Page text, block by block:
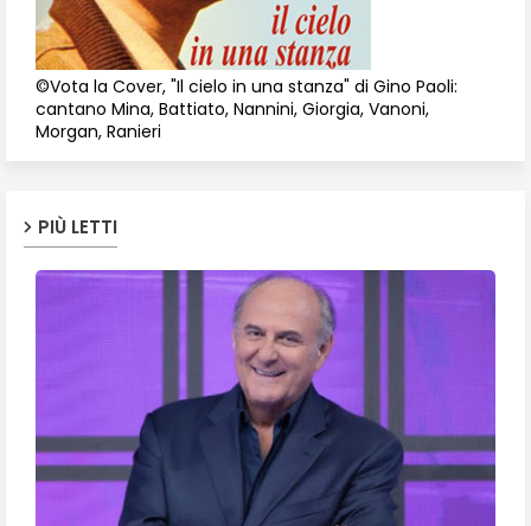
©Vota la Cover, "Il cielo in una stanza" di Gino Paoli:
cantano Mina, Battiato, Nannini, Giorgia, Vanoni,
Morgan, Ranieri
PIÙ LETTI